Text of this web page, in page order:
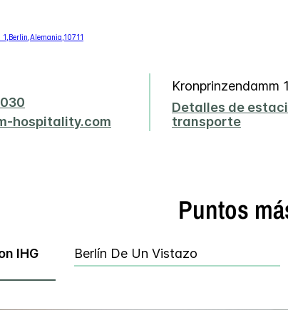
hospitality.com
Kronprinzendamm 1
Detalles de
transporte
Puntos
IHG
Berlín De Un Vistazo